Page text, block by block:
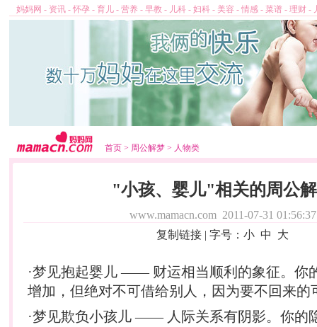
妈妈网 - 资讯 - 怀孕 - 育儿 - 营养 - 早教 - 儿科 - 妇科 - 美容 - 情感 - 菜谱 - 理财 -
首页 > 周公解梦 > 人物类
"小孩、婴儿"相关的周公
www.mamacn.com 2011-07-31 01:56:37
复制链接 | 字号： 小 中 大
·梦见抱起婴儿—— 财运相当顺利的象征。你
增加，但绝对不可借给别人，因为要不回来的
·梦见欺负小孩儿 —— 人际关系有阴影。你的